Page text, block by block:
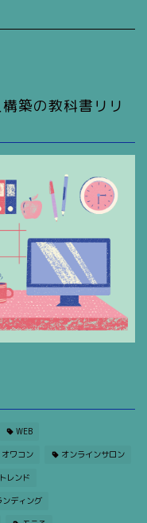
築の教科書リリ
WEB
オワコン オンラインサロン
トレンド
ンディング